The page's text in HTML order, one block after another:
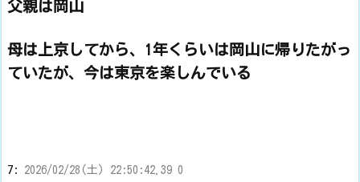
父親は岡山
母は上京してから、1年くらいは岡山に帰りたがっ
ていたが、今は東京を楽しんでいる
7: 2026/02/28(土) 22:50:42.39 0